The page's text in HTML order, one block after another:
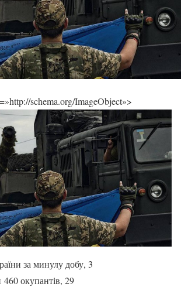
schema.org/ImageObject»>
за минулу добу, 3
окупантів, 29